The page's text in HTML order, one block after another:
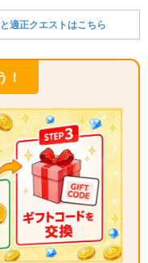
適正クエストはこちら
！